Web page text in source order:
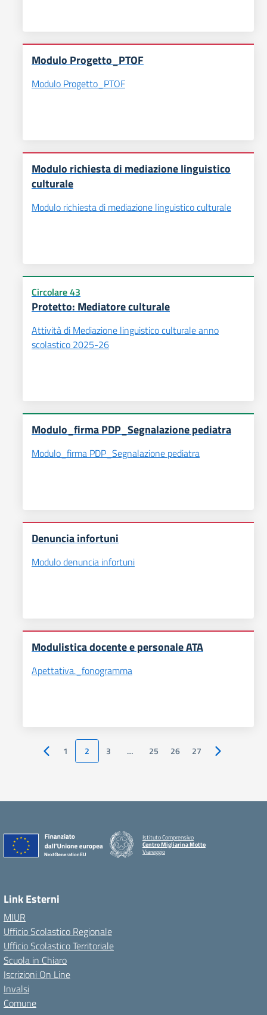
Modulo Progetto_PTOF
Modulo Progetto_PTOF
Modulo richiesta di mediazione linguistico
culturale
Modulo richiesta di mediazione linguistico culturale
Circolare 43
Protetto: Mediatore culturale
Attività di Mediazione linguistico culturale anno
scolastico 2025-26
Modulo_firma PDP_Segnalazione pediatra
Modulo_firma PDP_Segnalazione pediatra
Denuncia infortuni
Modulo denuncia infortuni
Modulistica docente e personale ATA
Apettativa._fonogramma
Pagina precedente
1 2 3 … 25 26 27 Pagina
Istituto Comprensivo
Centro Migliarina Motto
Viareggio
Link Esterni
MIUR
Ufficio Scolastico Regionale
Ufficio Scolastico Territoriale
Scuola in Chiaro
Iscrizioni On Line
Invalsi
Comune